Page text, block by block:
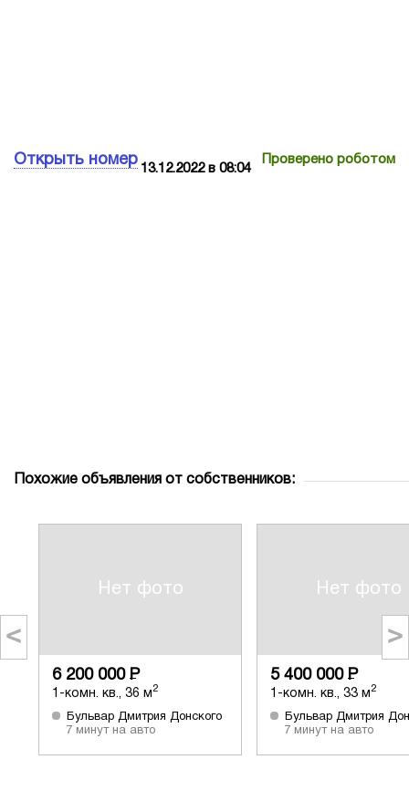
Открыть номер Проверено роботом
13.12.2022 в 08:04
Похожие объявления от собственников:
Нет фото
6 200 000 Р
1-комн. кв., 36 м 2
Бульвар Дмитрия Донского
7 минут на авто
Нет фото
5 400 000 Р
1-комн. кв., 33 м 2
Бульвар Дмитрия
7 минут на авто
< >